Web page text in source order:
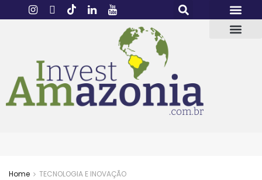
Home TECNOLOGIA E INOVAÇÃO